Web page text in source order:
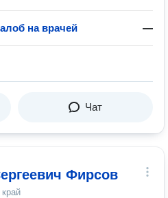
на врачей —
Чат
Фирсов